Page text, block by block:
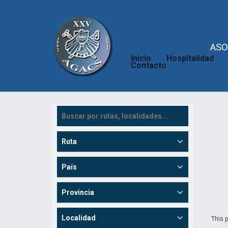
Inicio Hospitalidad
Contacto
This
Ruta
País
Provincia
Localidad